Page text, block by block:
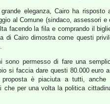
eleganza, Cairo ha
al Comune (sindaco, assessori
facendo la fila e comprando il
di Cairo dimostra come questi
sono permesso di fare una
si faccia dare questi 80.000 euro
è piaciuta a tutti,
che per una volta la politica